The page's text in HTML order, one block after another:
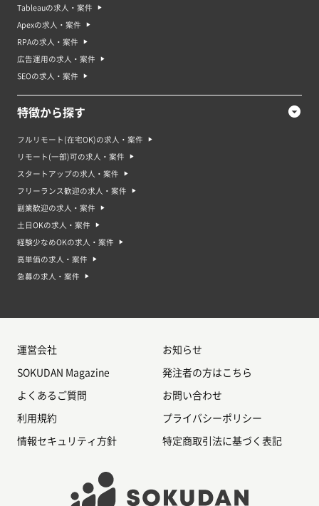
Tableauの求人・案件
Apexの求人・案件
RPAの求人・案件
広告運用の求人・案件
SEOの求人・案件
特徴から探す
フルリモート(在宅OK)の求人・案件
リモート(一部)可の求人・案件
スタートアップの求人・案件
フリーランス歓迎の求人・案件
副業歓迎の求人・案件
土日OKの求人・案件
経験少なめOKの求人・案件
高単価の求人・案件
急募の求人・案件
運営会社 お知らせ
SOKUDAN Magazine 発注者の方はこちら
よくあるご質問 お問い合わせ
利用規約 プライバシーポリシー
情報セキュリティ方針 特定商取引法に基づく表記